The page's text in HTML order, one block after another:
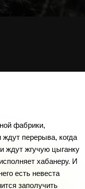
фабрики,
перерыва, когда
ждут жгучую цыганку
хабанеру. И
есть невеста
заполучить